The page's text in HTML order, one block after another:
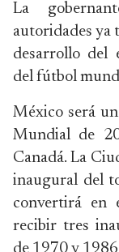
La
autoridades ya
desarrollo del
del fútbol
México será
Mundial de
Canadá. La
inaugural del
convertirá en
recibir tres
de 1970 y